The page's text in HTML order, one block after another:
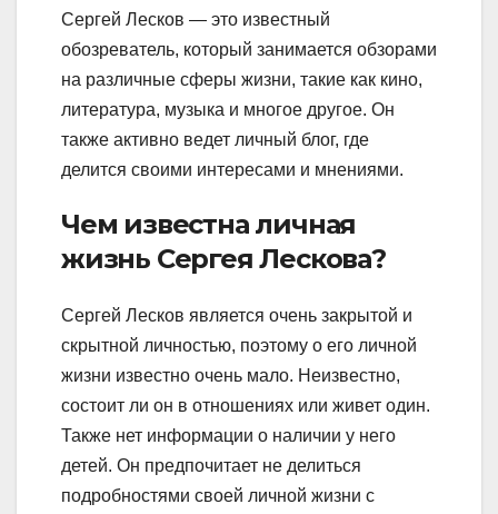
Сергей Лесков — это известный
обозреватель, который занимается обзорами
на различные сферы жизни, такие как кино,
литература, музыка и многое другое. Он
также активно ведет личный блог, где
делится своими интересами и мнениями.
Чем известна личная
жизнь Сергея Лескова?
Сергей Лесков является очень закрытой и
скрытной личностью, поэтому о его личной
жизни известно очень мало. Неизвестно,
состоит ли он в отношениях или живет один.
Также нет информации о наличии у него
детей. Он предпочитает не делиться
подробностями своей личной жизни с